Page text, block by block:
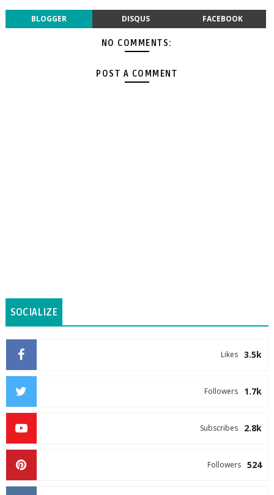
BLOGGER DISQUS FACEBOOK
NO COMMENTS:
POST A COMMENT
SOCIALIZE
3.5k
Likes
1.7k
Followers
2.8k
Subscribes
524
Followers